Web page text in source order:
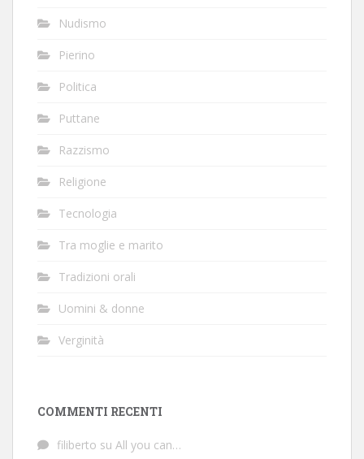
Nudismo
Pierino
Politica
Puttane
Razzismo
Religione
Tecnologia
Tra moglie e marito
Tradizioni orali
Uomini & donne
Verginità
COMMENTI RECENTI
filiberto su All you can…